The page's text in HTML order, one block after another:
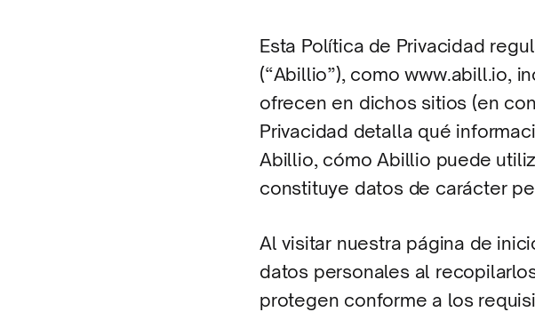
Esta Política de Privacidad
(“Abillio”), como www.abill.io,
ofrecen en dichos sitios (en
Privacidad detalla qué
Abillio, cómo Abillio puede
constituye datos de carácter
Al visitar nuestra página de
datos personales al
protegen conforme a los